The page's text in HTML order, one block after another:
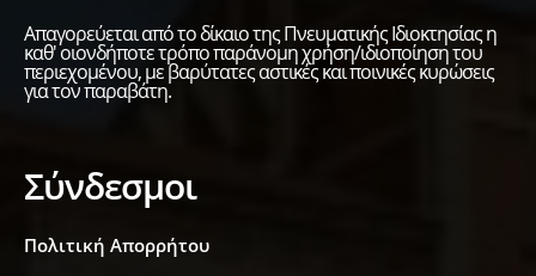
Απαγορεύεται από το δίκαιο της Πνευματικής Ιδιοκτησίας η
καθ' οιονδήποτε τρόπο παράνομη χρήση/ιδιοποίηση του
περιεχομένου, με βαρύτατες αστικές και ποινικές κυρώσεις
για τον παραβάτη.
Σύνδεσμοι
Πολιτική Απορρήτου